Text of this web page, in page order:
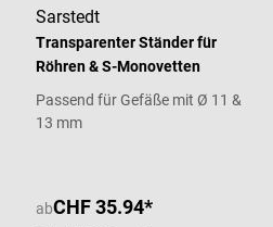
Sarstedt
Transparenter Ständer für
Röhren & S-Monovetten
Passend für Gefäße mit Ø 11 &
13 mm
abCHF 35.94*